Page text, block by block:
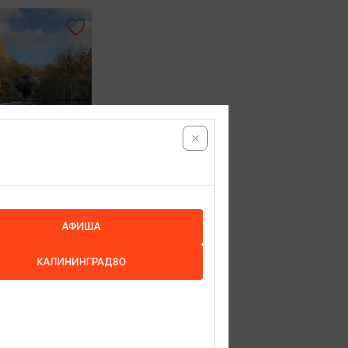
3 ДНЯ/2 НОЧИ
АФИША
КАЛИНИНГРАД80